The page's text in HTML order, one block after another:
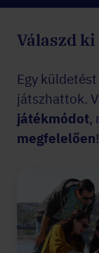
Válaszd ki
Egy
játszhattok.
játékmódot,
megfelelően!